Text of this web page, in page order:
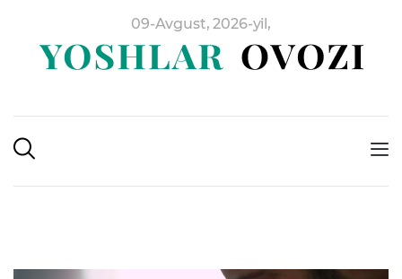
09-Avgust, 2026-yil,